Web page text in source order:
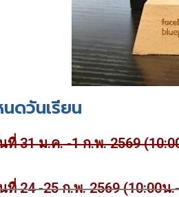
ดวันเรียน
ที่ 31 ม.ค. -1 ก.พ. 2569
ที่ 24 -25 ก.พ. 2569 (10:00น